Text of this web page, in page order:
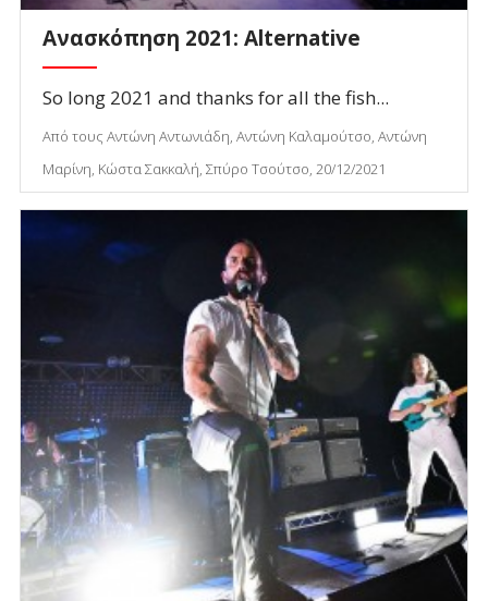
Ανασκόπηση 2021: Alternative
So long 2021 and thanks for all the fish...
Από τους Αντώνη Αντωνιάδη, Αντώνη Καλαμούτσο, Αντώνη
Μαρίνη, Κώστα Σακκαλή, Σπύρο Τσούτσο, 20/12/2021